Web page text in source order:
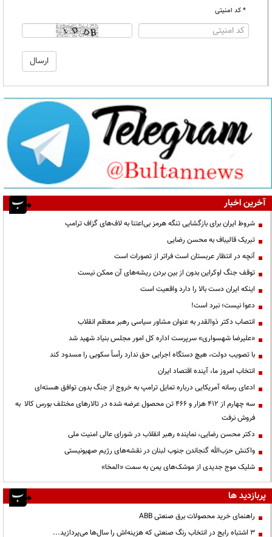
* کد امنیتی
آخرین اخبار
شروط ایران برای بازگشایی تنگه هرمز بی‌اعتنا به لاف‌های گزاف ترامپ
تبریک قالیباف به محسن رضایی
آنچه در انتظار عربستان است فراتر از تصورات است
توقف جنگ اوکراین بدون از بین بردن ریشه‌های آن ممکن نیست
اینکه ایران دست بالا را دارد واقعیت است
دعوا نیست؛ نبرد است!
انتصاب دکتر ذوالقدر به عنوان مشاور سیاسی رهبر معظم انقلاب
«علیرضا شهسواری» سرپرست اداره کل امور مجلس بنیاد شهید شد
با تصویب دولت، هیچ دستگاه اجرایی حق ندارد رأساً سکویی را مسدود کند
انتخاب امروز ما، آینده اقتصاد ایران
ادعای رسانه آمریکایی درباره تمایل ترامپ به خروج از جنگ بدون توافق هسته‌ای
سه چهارم از ۴۱۲ هزار و ۴۶۶ تن محصول عرضه شده در تالارهای مختلف بورس کالا به
فروش نرفت
دکتر محسن رضایی، نماینده رهبر انقلاب در شورای عالی امنیت ملی
واکنش حزب‌الله گنجاندن جنوب لبنان در نقشه‌های رژیم صهیونیستی
شلیک موج جدیدی از موشک‌های یمن به سمت «المخا»
پربازدید ها
راهنمای خرید محصولات برق صنعتی ABB
3 اشتباه رایج در انتخاب رنگ صنعتی که هزینه‌اش را سال‌ها می‌پردازید...